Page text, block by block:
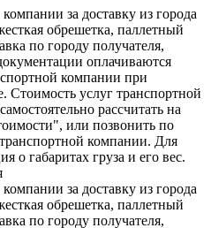
за доставку из города
обрешетка, паллетный
по городу получателя,
оплачиваются
компании при
Стоимость услуг транспортной
рассчитать на
или позвонить по
компании. Для
о габаритах груза и его вес.
за доставку из города
обрешетка, паллетный
по городу получателя,